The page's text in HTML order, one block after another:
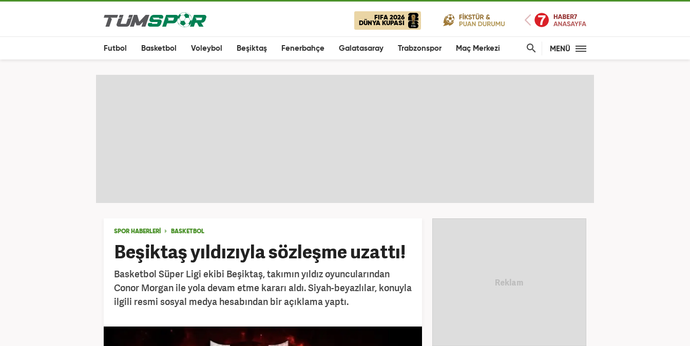
FIFA 2026
DÜNYA KUPASI
Futbol Basketbol Voleybol Beşiktaş Fenerbahçe Galatasaray Trabzonspor Maç Merkezi MENÜ
SPOR HABERLERİ BASKETBOL
Beşiktaş yıldızıyla sözleşme uzattı!
Basketbol Süper Ligi ekibi Beşiktaş, takımın yıldız oyuncularından
Conor Morgan ile yola devam etme kararı aldı. Siyah-beyazlılar, konuyla
ilgili resmi sosyal medya hesabından bir açıklama yaptı.